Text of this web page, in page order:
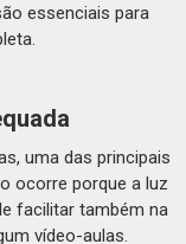
essenciais para
uma das principais
ocorre porque a luz
facilitar também na
vídeo-aulas.